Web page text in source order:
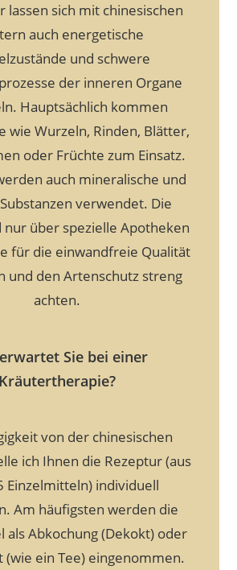
lassen sich mit chinesischen
auch energetische
und schwere
der inneren Organe
Hauptsächlich kommen
wie Wurzeln, Rinden, Blätter,
oder Früchte zum Einsatz.
auch mineralische und
verwendet. Die
nur über spezielle Apotheken
für die einwandfreie Qualität
und den Artenschutz streng
achten.
Sie bei einer
Kräutertherapie?
von der chinesischen
ich Ihnen die Rezeptur (aus
Einzelmitteln) individuell
Am häufigsten werden die
als Abkochung (Dekokt) oder
(wie ein Tee) eingenommen.